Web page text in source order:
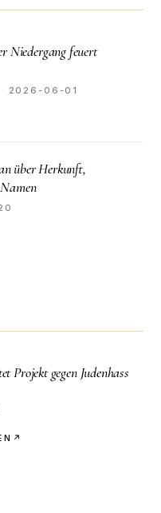
Niedergang feuert
· 2026-06-01
über Herkunft,
Projekt gegen Judenhass
↗